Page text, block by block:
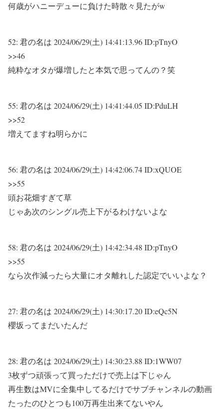
何歳がハニーデューに負けた時散々見たがw
52: 君の名は 2024/06/29(土) 14:41:13.96 ID:pTnyO
>>46
純粋なオタが爆増したと本気で思ってんの？笑
55: 君の名は 2024/06/29(土) 14:41:44.05 ID:PduLH
>>52
増えてますね明らかに
56: 君の名は 2024/06/29(土) 14:42:06.74 ID:xQUOE
>>55
頭お花畑すぎて草
じゃあ次のシングル売上下がるわけないよな
58: 君の名は 2024/06/29(土) 14:42:34.48 ID:pTnyO
>>55
なら次作減ったら大量にオタ離れした認定でいいよな？
27: 君の名は 2024/06/29(土) 14:30:17.20 ID:eQc5N
櫻坂ってまだいたんだ
28: 君の名は 2024/06/29(土) 14:30:23.88 ID:1WW07
3枚ずつ頑張って買っただけで売上は下じゃん
再生数はMVに全集中してるだけでサブチャンネルの動画
たったのひとつも100万再生出来てないやん